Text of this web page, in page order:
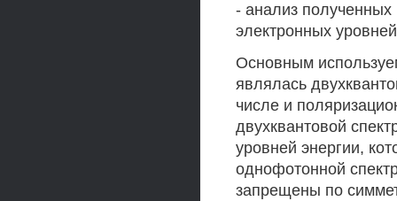
- анализ полученных
электронных
Основным
являлась
числе и
двухквантовой
уровней энергии,
однофотонной
запрещены по